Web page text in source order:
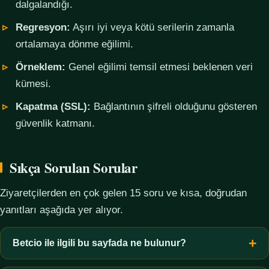
dalgalandığı.
Regresyon: Aşırı iyi veya kötü serilerin zamanla
ortalamaya dönme eğilimi.
Örneklem: Genel eğilimi temsil etmesi beklenen veri
kümesi.
Kapatma (SSL): Bağlantının şifreli olduğunu gösteren
güvenlik katmanı.
Sıkça Sorulan Sorular
Ziyaretçilerden en çok gelen 15 soru ve kısa, doğrudan
yanıtları aşağıda yer alıyor.
Betcio ile ilgili bu sayfada ne bulunur?
Bu sayfada yalnızca kavramsal bilgi, terim açıklamaları, veri